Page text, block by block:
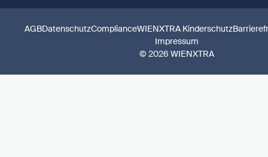
© 2026 WIENXTRA
AGBDatenschutzComplianceWIENXTRA Kinderschutz
Impressum